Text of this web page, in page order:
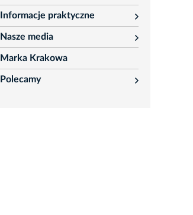
Informacje praktyczne
rozwiń
Nasze media
rozwiń
Marka Krakowa
Polecamy
rozwiń